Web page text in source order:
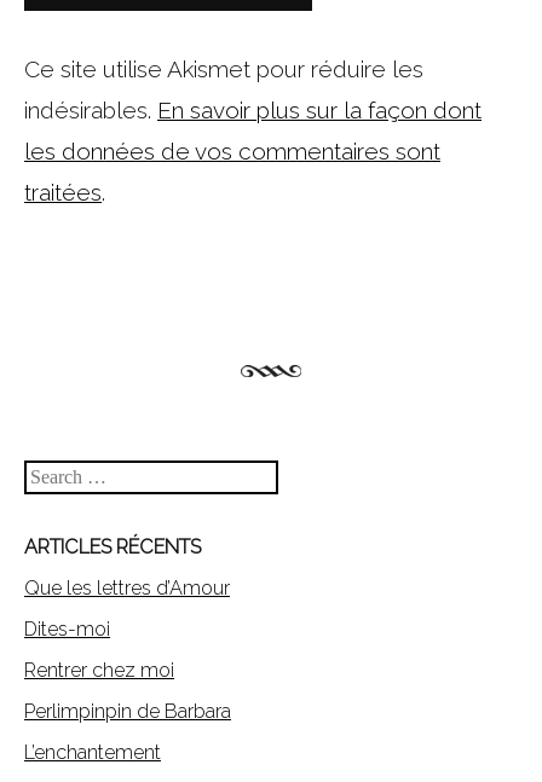
Ce site utilise Akismet pour réduire les
indésirables. En savoir plus sur la façon dont
les données de vos commentaires sont
traitées.
Search
ARTICLES RÉCENTS
Que les lettres d’Amour
Dites-moi
Rentrer chez moi
Perlimpinpin de Barbara
L’enchantement